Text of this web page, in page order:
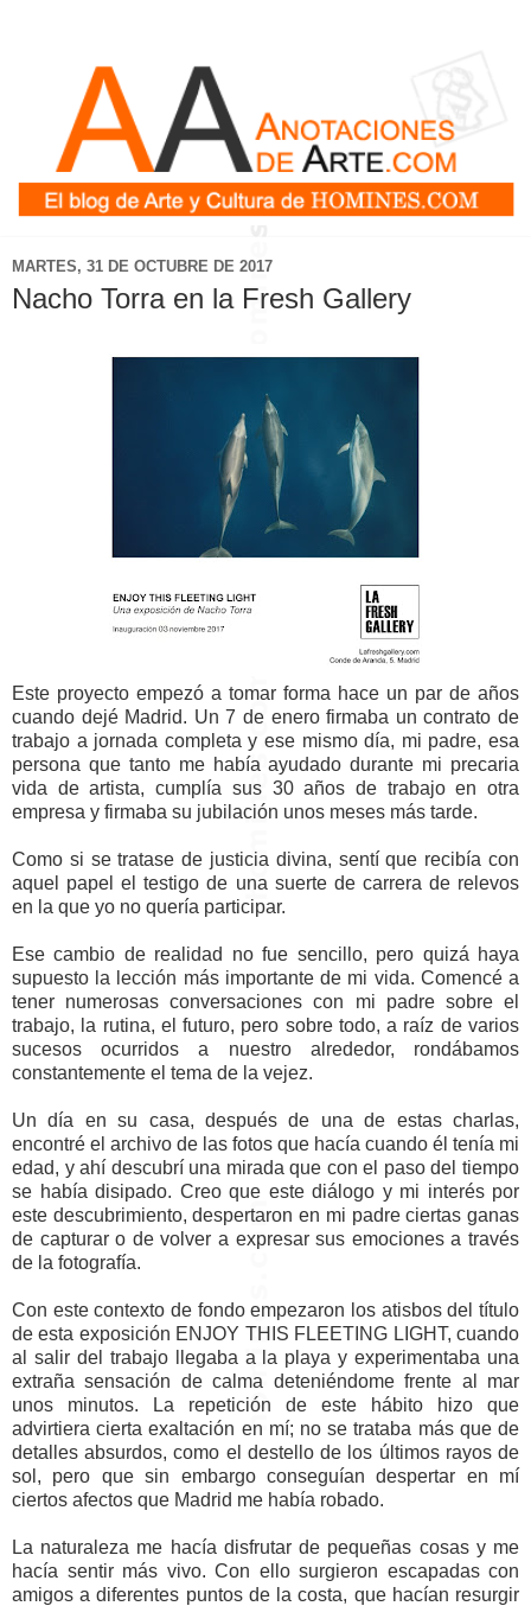
MARTES, 31 DE OCTUBRE DE 2017
Nacho Torra en la Fresh Gallery
Este proyecto empezó a tomar forma hace un par de años
cuando dejé Madrid. Un 7 de enero firmaba un contrato de
trabajo a jornada completa y ese mismo día, mi padre, esa
persona que tanto me había ayudado durante mi precaria
vida de artista, cumplía sus 30 años de trabajo en otra
empresa y firmaba su jubilación unos meses más tarde.
Como si se tratase de justicia divina, sentí que recibía con
aquel papel el testigo de una suerte de carrera de relevos
en la que yo no quería participar.
Ese cambio de realidad no fue sencillo, pero quizá haya
supuesto la lección más importante de mi vida. Comencé a
tener numerosas conversaciones con mi padre sobre el
trabajo, la rutina, el futuro, pero sobre todo, a raíz de varios
sucesos ocurridos a nuestro alrededor, rondábamos
constantemente el tema de la vejez.
Un día en su casa, después de una de estas charlas,
encontré el archivo de las fotos que hacía cuando él tenía mi
edad, y ahí descubrí una mirada que con el paso del tiempo
se había disipado. Creo que este diálogo y mi interés por
este descubrimiento, despertaron en mi padre ciertas ganas
de capturar o de volver a expresar sus emociones a través
de la fotografía.
Con este contexto de fondo empezaron los atisbos del título
de esta exposición ENJOY THIS FLEETING LIGHT, cuando
al salir del trabajo llegaba a la playa y experimentaba una
extraña sensación de calma deteniéndome frente al mar
unos minutos. La repetición de este hábito hizo que
advirtiera cierta exaltación en mí; no se trataba más que de
detalles absurdos, como el destello de los últimos rayos de
sol, pero que sin embargo conseguían despertar en mí
ciertos afectos que Madrid me había robado.
La naturaleza me hacía disfrutar de pequeñas cosas y me
hacía sentir más vivo. Con ello surgieron escapadas con
amigos a diferentes puntos de la costa, que hacían resurgir